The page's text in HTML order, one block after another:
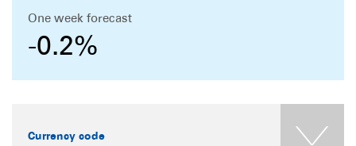
One week forecast
-0.2%
Currency code